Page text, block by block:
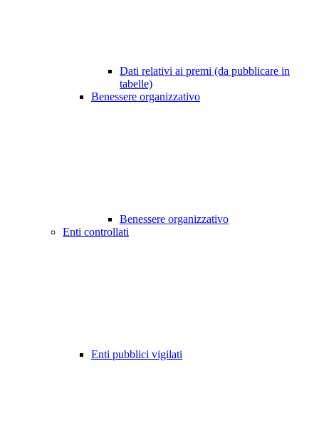
Dati relativi ai premi (da pubblicare in
tabelle)
Benessere organizzativo
Benessere organizzativo
Enti controllati
Enti pubblici vigilati